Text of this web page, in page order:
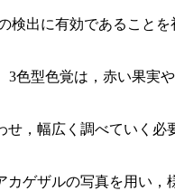
検出に有効であること
色型色覚は，赤い果実
，幅広く調べていく必
ゲザルの写真を用い